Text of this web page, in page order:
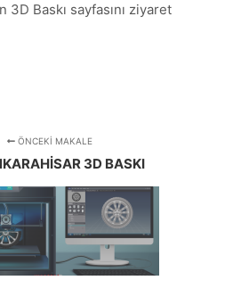
3D Baskı sayfasını ziyaret
ÖNCEKI MAKALE
3D BASKI